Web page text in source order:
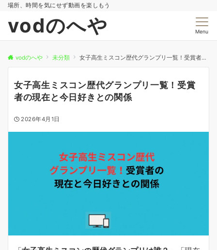
場所、時間を気にせず動画を楽しもう
vodのへや Menu
vodのへや 未分類 女子高生ミスコン歴代グランプリ一覧！受賞者の現在と今日好きとの関係
女子高生ミスコン歴代グランプリ一覧！受賞
者の現在と今日好きとの関係
2026年4月1日